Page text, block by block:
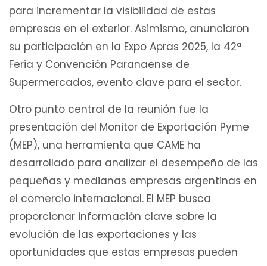
para incrementar la visibilidad de estas
empresas en el exterior. Asimismo, anunciaron
su participación en la Expo Apras 2025, la 42ª
Feria y Convención Paranaense de
Supermercados, evento clave para el sector.
Otro punto central de la reunión fue la
presentación del Monitor de Exportación Pyme
(MEP), una herramienta que CAME ha
desarrollado para analizar el desempeño de las
pequeñas y medianas empresas argentinas en
el comercio internacional. El MEP busca
proporcionar información clave sobre la
evolución de las exportaciones y las
oportunidades que estas empresas pueden